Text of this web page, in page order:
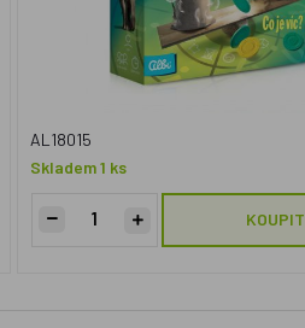
AL18015
Skladem 1 ks
KOUPIT